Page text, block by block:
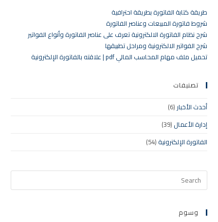
طريقة كتابة الفاتورة بطريقة احترافية
شروط فاتورة المبيعات وعناصر الفاتورة
شرح نظام الفاتورة الالكترونية تعرف على عناصر الفاتورة وأنواع الفواتير
شرح الفواتير الالكترونية ومراحل تطبيقها
تحميل ملف مهام المحاسب المالي pdf | علاقته بالفاتورة الإلكترونية
تصنيفات
أحدث الأخبار (6)
إدارة الأعمال (39)
الفاتورة الإلكترونية (54)
وسوم